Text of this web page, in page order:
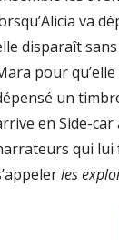
va
disparaît
pour
un
en Side-car
qui lui
les